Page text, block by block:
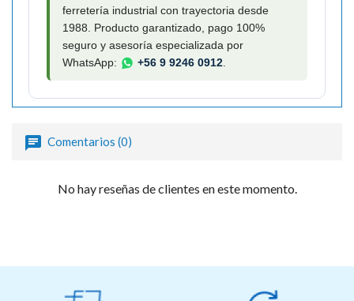
ferretería industrial con trayectoria desde
1988. Producto garantizado, pago 100%
seguro y asesoría especializada por
WhatsApp:
+56 9 9246 0912
Comentarios (0)
No hay reseñas de clientes en este momento.